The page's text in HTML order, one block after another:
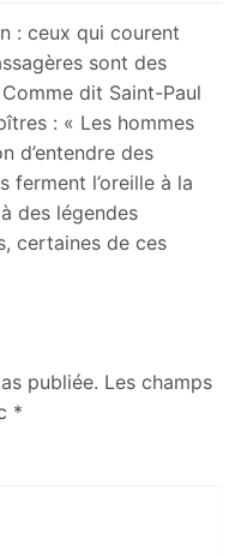
: ceux qui courent
sont des
Comme dit Saint-Paul
: « Les hommes
d’entendre des
ferment l’oreille à la
des légendes
certaines de ces
publiée. Les champs
*